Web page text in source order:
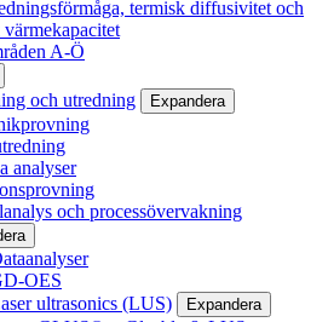
termisk diffusivitet och
A-Ö
och utredning Expandera
analyser
och processövervakning
OES
ultrasonics (LUS)
Expandera